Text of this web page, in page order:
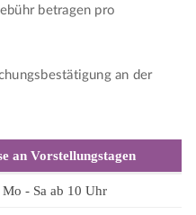
betragen pro
an der
an Vorstellungstagen
Mo - Sa ab 10 Uhr